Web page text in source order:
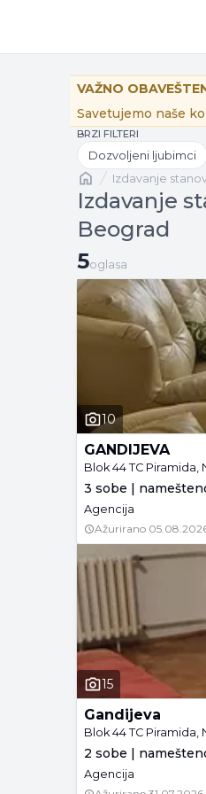
VAŽNO
Savetujemo naše
BRZI FILTERI
Dozvoljeni ljubimci
Naslovnaizdavanje
Izdavanje
Beograd
5 oglasa
5oglasa
10
GANDIJEVA
Blok 44 TC
3 sobe |
Agencija
Ažurirano
15
Gandijeva
Blok 44 TC
2 sobe |
Agencija